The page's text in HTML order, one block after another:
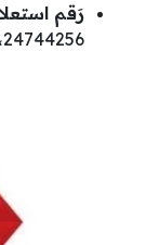
رَقم
24744256، 24710683.